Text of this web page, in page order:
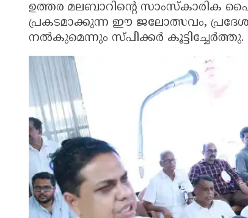
ഉത്തര മലബാറിന്റെ സാംസ്കാരിക
പ്രകടമാക്കുന്ന ഈ ജലോത്സവം,
നൽകുമെന്നും സ്പീക്കർ കൂട്ടിച്ചേർത്തു.